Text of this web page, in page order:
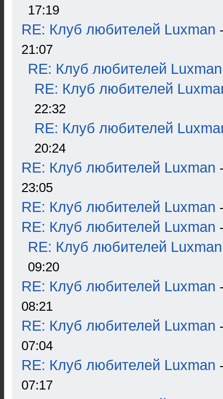
17:19
RE: Клуб любителей Luxman
21:07
RE: Клуб любителей Luxman
RE: Клуб любителей
22:32
RE: Клуб любителей
20:24
RE: Клуб любителей Luxman
23:05
RE: Клуб любителей Luxman
RE: Клуб любителей Luxman
RE: Клуб любителей Luxman
09:20
RE: Клуб любителей Luxman
08:21
RE: Клуб любителей Luxman
07:04
RE: Клуб любителей Luxman
07:17